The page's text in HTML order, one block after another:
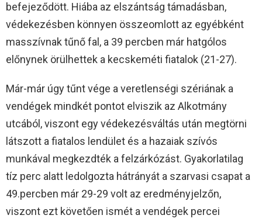
befejeződött. Hiába az elszántság támadásban,
védekezésben könnyen összeomlott az egyébként
masszívnak tűnő fal, a 39 percben már hatgólos
előnynek örülhettek a kecskeméti fiatalok (21-27).
Már-már úgy tűnt vége a veretlenségi szériának a
vendégek mindkét pontot elviszik az Alkotmány
utcából, viszont egy védekezésváltás után megtörni
látszott a fiatalos lendület és a hazaiak szívós
munkával megkezdték a felzárkózást. Gyakorlatilag
tíz perc alatt ledolgozta hátrányát a szarvasi csapat a
49.percben már 29-29 volt az eredményjelzőn,
viszont ezt követően ismét a vendégek percei